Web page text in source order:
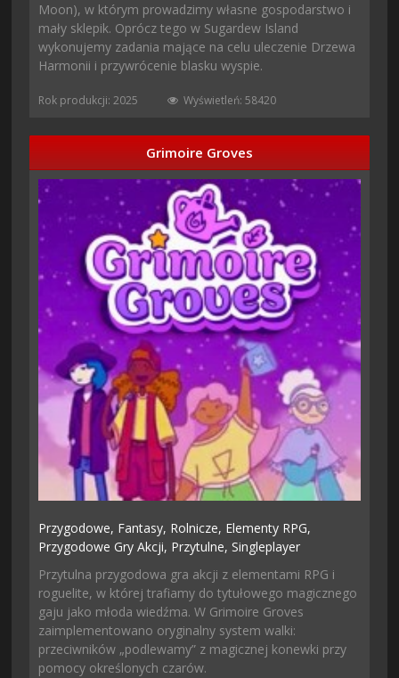
Moon), w którym prowadzimy własne gospodarstwo i
mały sklepik. Oprócz tego w Sugardew Island
wykonujemy zadania mające na celu uleczenie Drzewa
Harmonii i przywrócenie blasku wyspie.
Rok produkcji: 2025 Wyświetleń: 58420
Grimoire Groves
Przygodowe, Fantasy, Rolnicze, Elementy RPG,
Przygodowe Gry Akcji, Przytulne,Singleplayer
Przytulna przygodowa gra akcji z elementami RPG i
roguelite, w której trafiamy do tytułowego magicznego
gaju jako młoda wiedźma. W Grimoire Groves
zaimplementowano oryginalny system walki:
przeciwników „podlewamy” z magicznej konewki przy
pomocy określonych czarów.